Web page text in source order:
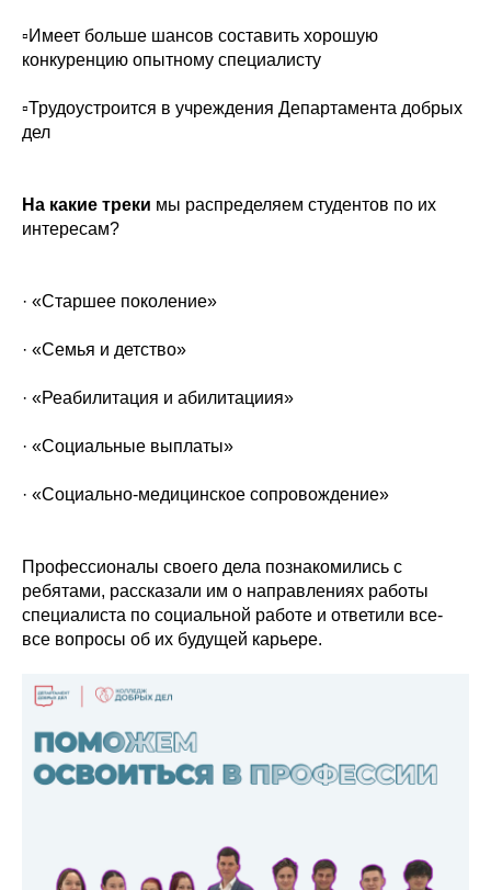
▫️Имеет больше шансов составить хорошую
конкуренцию опытному специалисту
▫️Трудоустроится в учреждения Департамента добрых
дел
На какие треки мы распределяем студентов по их
интересам?
· «Старшее поколение»
· «Семья и детство»
· «Реабилитация и абилитациия»
· «Социальные выплаты»
· «Социально-медицинское сопровождение»
Профессионалы своего дела познакомились с
ребятами, рассказали им о направлениях работы
специалиста по социальной работе и ответили все-
все вопросы об их будущей карьере.